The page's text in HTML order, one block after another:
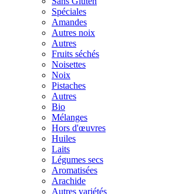
Spéciales
Amandes
Autres noix
Autres
Fruits séchés
Noisettes
Noix
Pistaches
Autres
Bio
Mélanges
Hors d'œuvres
Huiles
Laits
Légumes secs
Aromatisées
Arachide
Autres variétés